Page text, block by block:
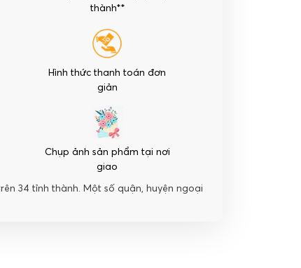
thành**
Hình thức thanh toán đơn
giản
Chụp ảnh sản phẩm tại nơi
giao
34 tỉnh thành. Một số quận, huyện ngoại